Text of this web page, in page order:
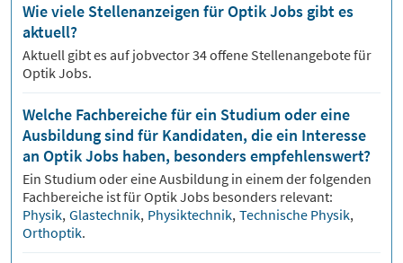
Wie viele Stellenanzeigen für Optik Jobs gibt es
aktuell?
Aktuell gibt es auf jobvector34offene Stellenangebote für
Optik Jobs.
Welche Fachbereiche für ein Studium oder eine
Ausbildung sind für Kandidaten, die ein Interesse
an Optik Jobs haben, besonders empfehlenswert?
Ein Studium oder eine Ausbildung in einem der folgenden
Fachbereiche ist fürOptikJobs besonders relevant:
Physik, Glastechnik, Physiktechnik, Technische Physik,
Orthoptik.